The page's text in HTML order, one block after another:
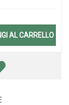
AL CARRELLO